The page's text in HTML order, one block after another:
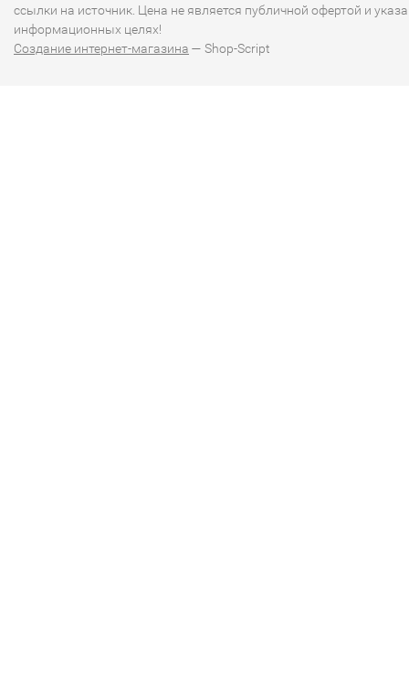
ссылки на источник. Цена не является публичной офертой и
информационных целях!
Создание интернет-магазина — Shop-Script